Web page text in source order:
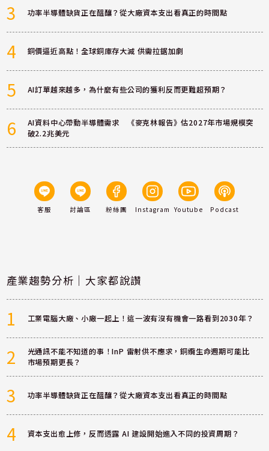
3 功率半導體缺貨正在醞釀？從大廠資本支出看真正的時間點
4 銅價逼近高點！全球銅庫存大減 供需拉鋸加劇
5 AI訂單越來越多，為什麼有些公司的獲利反而更難超預期？
6
AI資料中心帶動半導體需求 《麥克林報告》估2027年市場規模突
破2.2兆美元
客服 討論區 粉絲團 Instagram Youtube Podcast
產業趨勢分析｜大家都說讚
1 工業電腦大廠、小廠一起上！這一波有沒有機會一路看到2030年？
2
光通訊不能不知道的事！InP 雷射供不應求，銅纜生命週期可能比
市場預期更長？
3 功率半導體缺貨正在醞釀？從大廠資本支出看真正的時間點
4 資本支出愈上修，反而透露 AI 建設開始進入不同的投資周期？